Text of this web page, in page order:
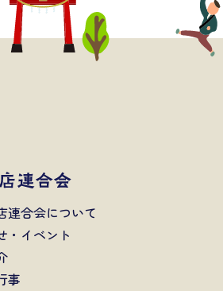
連合会について
・イベント
事